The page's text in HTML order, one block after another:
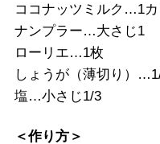
ココナッツミルク…1
ナンプラー…大さじ1
ローリエ…1枚
しょうが（薄切り）
塩…小さじ1/3
＜作り方＞